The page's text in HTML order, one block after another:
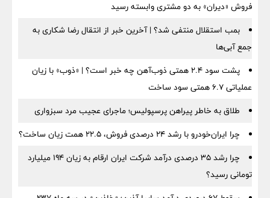
فروش «دیران» به دو مشتری وابسته رسید
بمب استقلال منتفی شد؟ | آخرین خبر از انتقال رضا شکاری به
جمع آبی‌ها
پشت سود ۲.۴ همتی ذوب‌آهن چه خبر است؟ | «ذوب» با زیان
عملیاتی ۶.۷ همتی سود ساخت
طلاق به خاطر پیراهن پرسپولیس؛ ماجرای عجیب مرد سبزواری
چرا ایران‌خودرو با رشد ۲۴ درصدی فروش، ۲۲.۵ همت زیان ساخت؟
چرا رشد ۳۵ درصدی درآمد شرکت ایران ارقام به زیان ۱۹۴ میلیارد
تومانی رسید؟